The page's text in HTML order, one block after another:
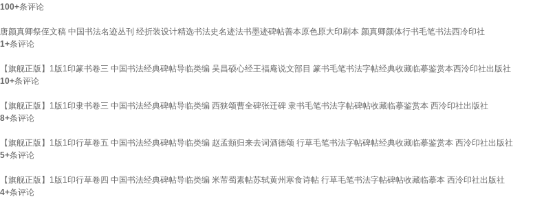
100+条评论
唐颜真卿祭侄文稿 中国书法名迹丛刊 经折装设计精选书法史名迹法书墨迹碑帖善本原色原大印刷本 颜真卿颜体行书毛笔书法西冷印社
1+条评论
【旗舰正版】1版1印篆书卷三 中国书法经典碑帖导临类编 吴昌硕心经王福庵说文部目 篆书毛笔书法字帖经典收藏临摹鉴赏本西泠印社出版社
10+条评论
【旗舰正版】1版1印隶书卷三 中国书法经典碑帖导临类编 西狭颂曹全碑张迁碑 隶书毛笔书法字帖碑帖收藏临摹鉴赏本 西泠印社出版社
8+条评论
【旗舰正版】1版1印行草卷五 中国书法经典碑帖导临类编 赵孟頫归来去词酒德颂 行草毛笔书法字帖碑帖经典收藏临摹鉴赏本 西泠印社出版社
5+条评论
【旗舰正版】1版1印行草卷四 中国书法经典碑帖导临类编 米芾蜀素帖苏轼黄州寒食诗帖 行草毛笔书法字帖碑帖收藏临摹本 西泠印社出版社
4+条评论